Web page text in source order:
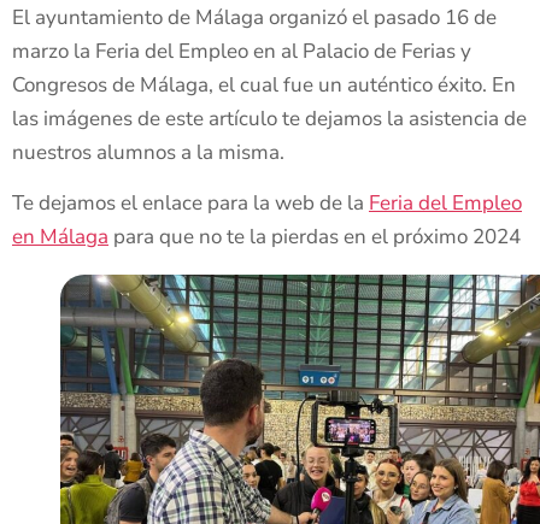
El ayuntamiento de Málaga organizó el pasado 16 de
marzo la Feria del Empleo en al Palacio de Ferias y
Congresos de Málaga, el cual fue un auténtico éxito. En
las imágenes de este artículo te dejamos la asistencia de
nuestros alumnos a la misma.
Te dejamos el enlace para la web de la Feria del Empleo
en Málaga para que no te la pierdas en el próximo 2024